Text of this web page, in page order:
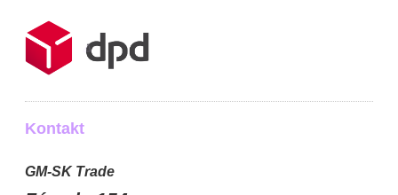
Kontakt
GM-SK Trade